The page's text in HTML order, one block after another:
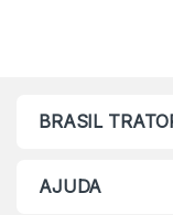
BRASIL
AJUDA